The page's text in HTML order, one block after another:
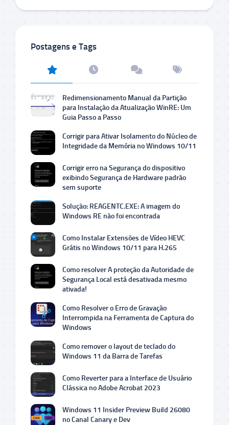
Postagens e Tags
Redimensionamento Manual da Partição
para Instalação da Atualização WinRE: Um
Guia Passo a Passo
Corrigir para Ativar Isolamento do Núcleo de
Integridade da Memória no Windows 10/11
Corrigir erro na Segurança do dispositivo
exibindo Segurança de Hardware padrão
sem suporte
Solução: REAGENTC.EXE: A imagem do
Windows RE não foi encontrada
Como Instalar Extensões de Vídeo HEVC
Grátis no Windows 10/11 para H.265
Como resolver A proteção da Autoridade de
Segurança Local está desativada mesmo
ativada!
Como Resolver o Erro de Gravação
Interrompida na Ferramenta de Captura do
Windows
Como remover o layout de teclado do
Windows 11 da Barra de Tarefas
Como Reverter para a Interface de Usuário
Clássica no Adobe Acrobat 2023
Windows 11 Insider Preview Build 26080
no Canal Canary e Dev